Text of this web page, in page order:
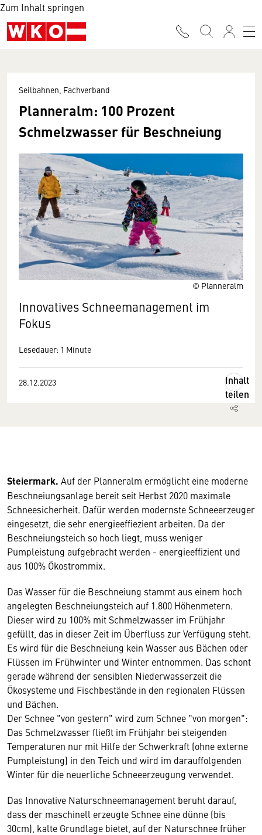
Zum Inhalt springen
© Planneralm
Seilbahnen, Fachverband
Planneralm: 100 Prozent
Schmelzwasser für Beschneiung
Innovatives Schneemanagement im
Fokus
Lesedauer: 1 Minute
28.12.2023
Inhalt
teilen
Steiermark. Auf der Planneralm ermöglicht eine moderne
Beschneiungsanlage bereit seit Herbst 2020 maximale
Schneesicherheit. Dafür werden modernste Schneeerzeuger
eingesetzt, die sehr energieeffiezient arbeiten. Da der
Beschneiungsteich so hoch liegt, muss weniger
Pumpleistung aufgebracht werden - energieeffizient und
aus 100% Ökostrommix.
Das Wasser für die Beschneiung stammt aus einem hoch
angelegten Beschneiungsteich auf 1.800 Höhenmetern.
Dieser wird zu 100% mit Schmelzwasser im Frühjahr
gefüllt, das in dieser Zeit im Überfluss zur Verfügung steht.
Es wird für die Beschneiung kein Wasser aus Bächen oder
Flüssen im Frühwinter und Winter entnommen. Das schont
gerade während der sensiblen Niederwasserzeit die
Ökosysteme und Fischbestände in den regionalen Flüssen
und Bächen.
Der Schnee "von gestern" wird zum Schnee "von morgen":
Das Schmelzwasser fließt im Frühjahr bei steigenden
Temperaturen nur mit Hilfe der Schwerkraft (ohne externe
Pumpleistung) in den Teich und wird im darauffolgenden
Winter für die neuerliche Schneeerzeugung verwendet.
Das Innovative Naturschneemanagement beruht darauf,
dass der maschinell erzeugte Schnee eine dünne (bis
30cm), kalte Grundlage bietet, auf der Naturschnee früher